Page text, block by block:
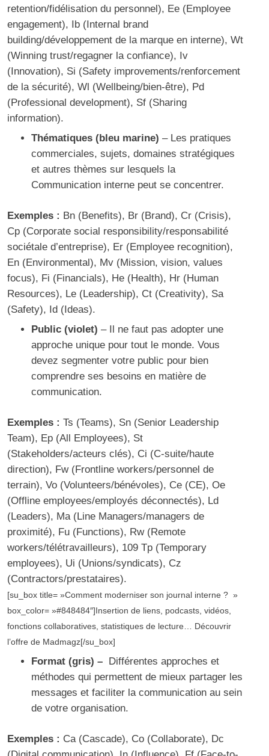
retention/fidélisation du personnel), Ee (Employee
engagement), Ib (Internal brand
building/développement de la marque en interne), Wt
(Winning trust/regagner la confiance), Iv
(Innovation), Si (Safety improvements/renforcement
de la sécurité), Wl (Wellbeing/bien-être), Pd
(Professional development), Sf (Sharing
information).
Thématiques (bleu marine) – Les pratiques
commerciales, sujets, domaines stratégiques
et autres thèmes sur lesquels la
Communication interne peut se concentrer.
Exemples : Bn (Benefits), Br (Brand), Cr (Crisis),
Cp (Corporate social responsibility/responsabilité
sociétale d’entreprise), Er (Employee recognition),
En (Environmental), Mv (Mission, vision, values
focus), Fi (Financials), He (Health), Hr (Human
Resources), Le (Leadership), Ct (Creativity), Sa
(Safety), Id (Ideas).
Public (violet) – Il ne faut pas adopter une
approche unique pour tout le monde. Vous
devez segmenter votre public pour bien
comprendre ses besoins en matière de
communication.
Exemples : Ts (Teams), Sn (Senior Leadership
Team), Ep (All Employees), St
(Stakeholders/acteurs clés), Ci (C-suite/haute
direction), Fw (Frontline workers/personnel de
terrain), Vo (Volunteers/bénévoles), Ce (CE), Oe
(Offline employees/employés déconnectés), Ld
(Leaders), Ma (Line Managers/managers de
proximité), Fu (Functions), Rw (Remote
workers/télétravailleurs), 109 Tp (Temporary
employees), Ui (Unions/syndicats), Cz
(Contractors/prestataires).
[su_box title= »Comment moderniser son journal interne ? »
box_color= »#848484″]Insertion de liens, podcasts, vidéos,
fonctions collaboratives, statistiques de lecture… Découvrir
l’offre de Madmagz[/su_box]
Format (gris) – Différentes approches et
méthodes qui permettent de mieux partager les
messages et faciliter la communication au sein
de votre organisation.
Exemples : Ca (Cascade), Co (Collaborate), Dc